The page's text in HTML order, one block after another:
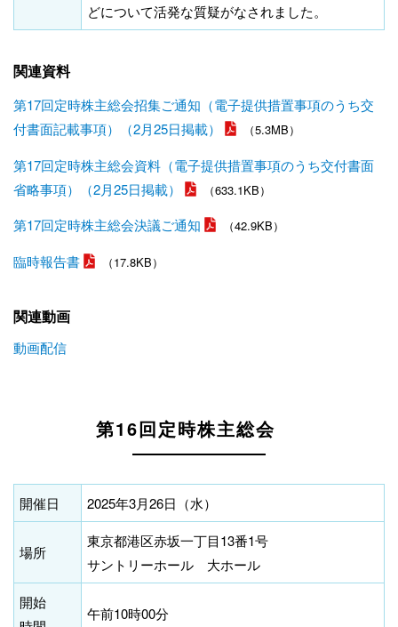
どについて活発な質疑がなされました。
関連資料
第17回定時株主総会招集ご通知（電子提供措置事項のうち交
付書面記載事項）（2月25日掲載）
（5.3MB）
第17回定時株主総会資料（電子提供措置事項のうち交付書面
省略事項）（2月25日掲載）
（633.1KB）
第17回定時株主総会決議ご通知 （42.9KB）
臨時報告書 （17.8KB）
関連動画
動画配信
第16回定時株主総会
開催日 2025年3月26日（水）
場所
東京都港区赤坂一丁目13番1号
サントリーホール 大ホール
開始
午前10時00分